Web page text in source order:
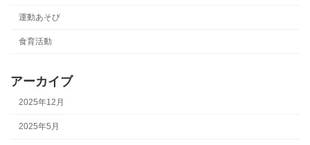
運動あそび
食育活動
アーカイブ
2025年12月
2025年5月